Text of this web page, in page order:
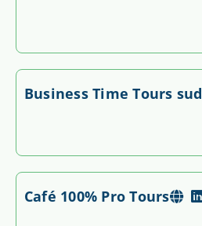
Business Time Tours sud
Café 100% Pro Tours